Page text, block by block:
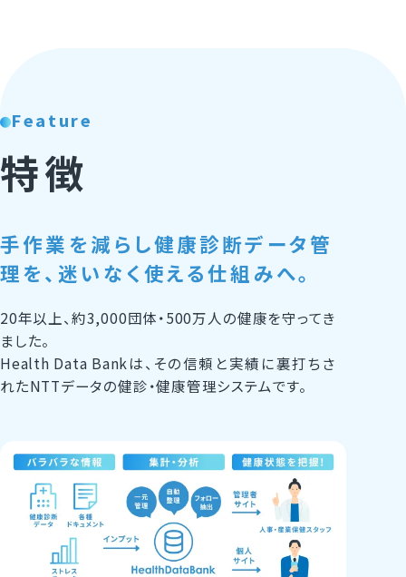
Feature
特徴
手作業を減らし健康診断データ管
理を、迷いなく使える仕組みへ。
20年以上、約3,000団体・500万人の健康を守ってき
ました。
Health Data Bankは、その信頼と実績に裏打ちさ
れたNTTデータの健診・健康管理システムです。